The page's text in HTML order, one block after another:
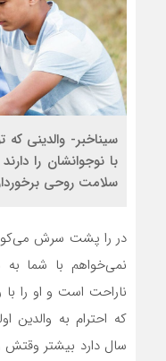
سیناخبر- والدینی که
با نوجوانشان را
سلامت روحی
در را پشت سرش
نمی‌خواهم با شما به
ناراحت است و او را
سال دارد بیشتر وقتش